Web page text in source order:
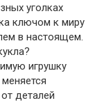
уголках
ключом к миру
в настоящем.
игрушку
деталей